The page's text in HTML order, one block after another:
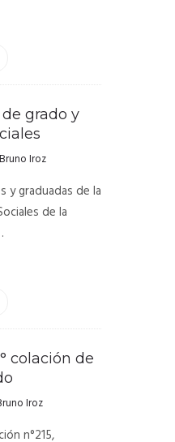
grado y
Bruno Iroz
y graduadas de la
de la
colación de
Iroz
n°215,